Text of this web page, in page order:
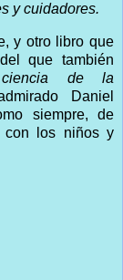
y cuidadores.
y otro libro que
que también
de la
Daniel
siempre, de
con los niños y